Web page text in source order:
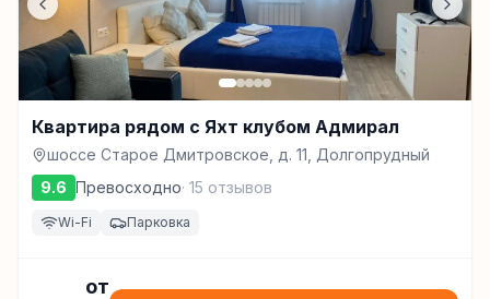
Квартира рядом с Яхт клубом Адмирал
шоссе Старое Дмитровское, д. 11, Долгопрудный
9.6 Превосходно· 15 отзывов
Wi-Fi Парковка
от